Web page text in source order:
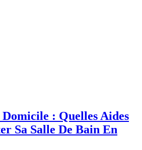
: Quelles Aides
Sa Salle De Bain En